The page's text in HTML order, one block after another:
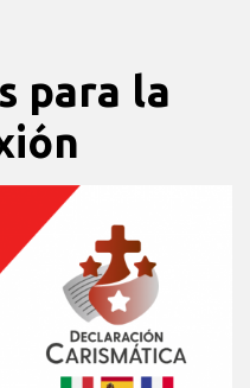
para la